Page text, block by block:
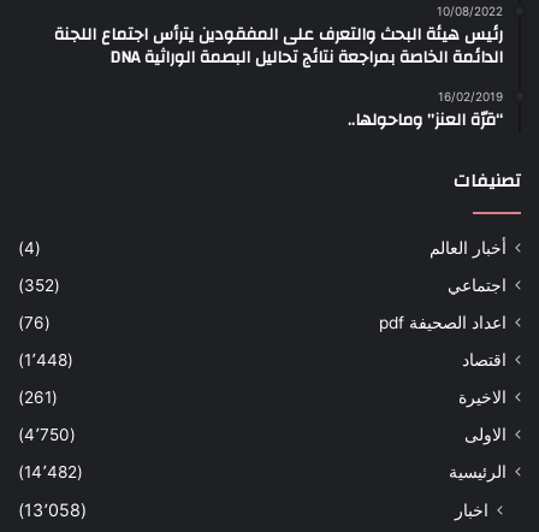
10/08/2022
رئيس هيئة البحث والتعرف على المفقودين يترأس اجتماع اللجنة
الدائمة الخاصة بمراجعة نتائج تحاليل البصمة الوراثية DNA
16/02/2019
“قرّة العنز” وماحولها..
تصنيفات
أخبار العالم
(4)
اجتماعي
(352)
اعداد الصحيفة pdf
(76)
اقتصاد
(1٬448)
الاخيرة
(261)
الاولى
(4٬750)
الرئيسية
(14٬482)
اخبار (13٬058)